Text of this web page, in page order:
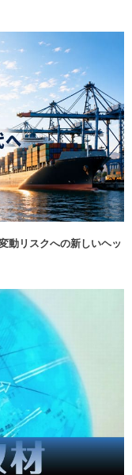
動リスクへの新しいヘッ